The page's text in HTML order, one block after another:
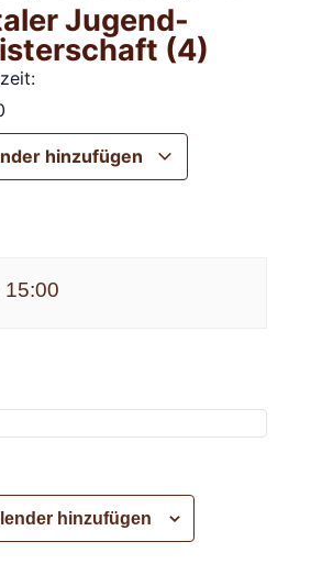
Jugend-
(4)
hinzufügen
15:00
hinzufügen